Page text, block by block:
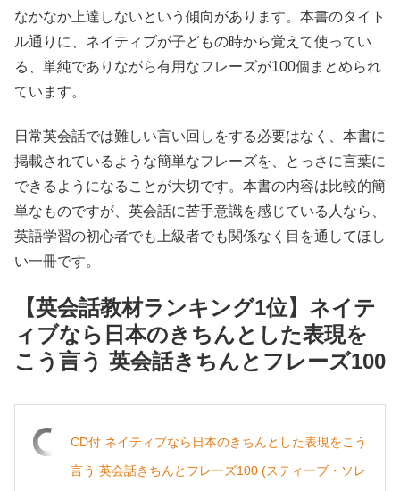
なかなか上達しないという傾向があります。本書のタイト
ル通りに、ネイティブが子どもの時から覚えて使ってい
る、単純でありながら有用なフレーズが100個まとめられ
ています。
日常英会話では難しい言い回しをする必要はなく、本書に
掲載されているような簡単なフレーズを、とっさに言葉に
できるようになることが大切です。本書の内容は比較的簡
単なものですが、英会話に苦手意識を感じている人なら、
英語学習の初心者でも上級者でも関係なく目を通してほし
い一冊です。
【英会話教材ランキング1位】ネイテ
ィブなら日本のきちんとした表現を
こう言う 英会話きちんとフレーズ100
CD付 ネイティブなら日本のきちんとした表現をこう
言う 英会話きちんとフレーズ100 (スティーブ・ソレ